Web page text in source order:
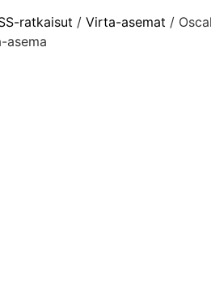
ratkaisut / Virta-asemat /
asema